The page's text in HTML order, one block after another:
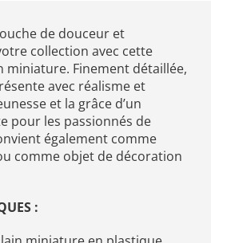
de douceur et
collection avec cette
miniature. Finement détaillée,
avec réalisme et
et la grâce d’un
pour les passionnés de
également comme
comme objet de décoration
: